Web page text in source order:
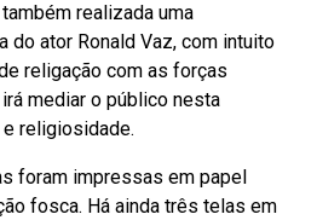
realizada uma
do ator Ronald Vaz, com intuito
religação com as forças
mediar o público nesta
religiosidade.
foram impressas em papel
fosca. Há ainda três telas em